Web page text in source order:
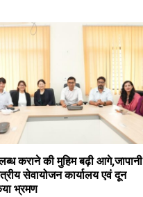
कराने की मुहिम बढ़ी आगे,जापानी
सेवायोजन कार्यालय एवं दून
भ्रमण